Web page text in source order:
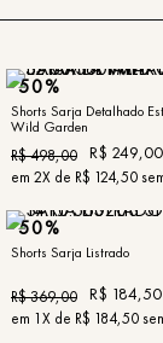
50%
Shorts Sarja Detalhado
Wild Garden
R$498,00 R$ 249,00
em 2X de R$ 124,50
50%
Shorts Sarja Listrado
R$369,00 R$ 184,50
em 1X de R$ 184,50